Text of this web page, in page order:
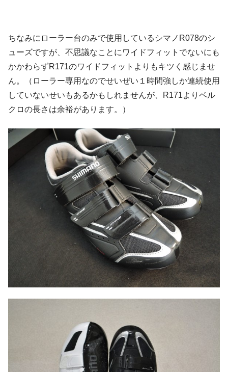
ちなみにローラー台のみで使用しているシマノR078のシ
ューズですが、不思議なことにワイドフィットでないにも
かかわらずR171のワイドフィットよりもキツく感じませ
ん。（ローラー専用なのでせいぜい１時間強しか連続使用
していないせいもあるかもしれませんが、R171よりベル
クロの長さは余裕があります。）